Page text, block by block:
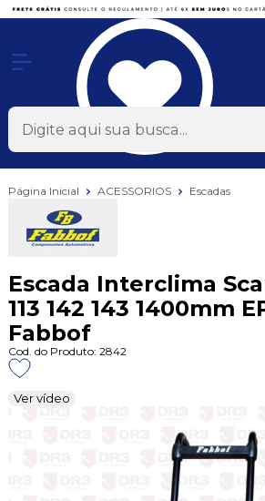
Página Inicial ACESSORIOS Escadas
Escada Interclima
113 142 143 1400mm
Fabbof
Cod. do Produto: 2842
Ver vídeo